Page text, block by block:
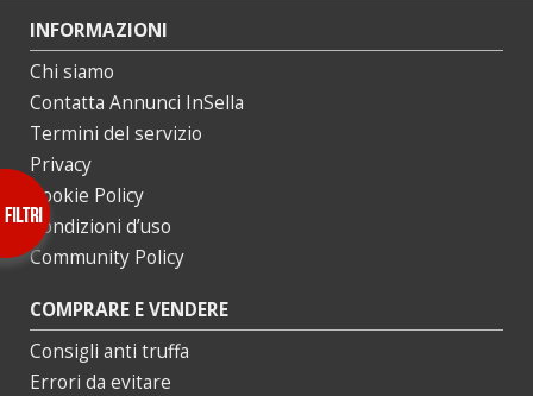
INFORMAZIONI
Chi siamo
Contatta Annunci InSella
Termini del servizio
Privacy
Cookie Policy
Condizioni d’uso
Community Policy
COMPRARE E VENDERE
Consigli anti truffa
Errori da evitare